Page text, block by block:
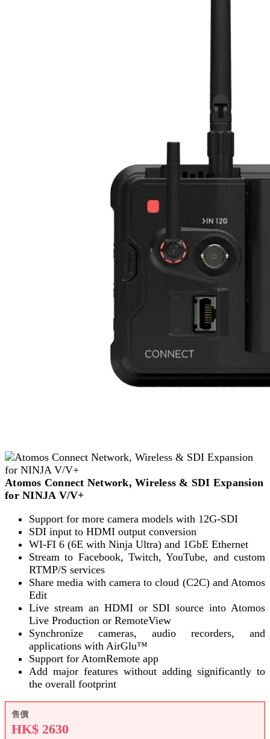
Atomos Connect Network, Wireless & SDI Expansion
for NINJA V/V+
Support for more camera models with 12G-SDI
SDI input to HDMI output conversion
WI-FI 6 (6E with Ninja Ultra) and 1GbE Ethernet
Stream to Facebook, Twitch, YouTube, and custom
RTMP/S services
Share media with camera to cloud (C2C) and Atomos
Edit
Live stream an HDMI or SDI source into Atomos
Live Production or RemoteView
Synchronize cameras, audio recorders, and
applications with AirGlu™
Support for AtomRemote app
Add major features without adding significantly to
the overall footprint
售價
HK$ 2630